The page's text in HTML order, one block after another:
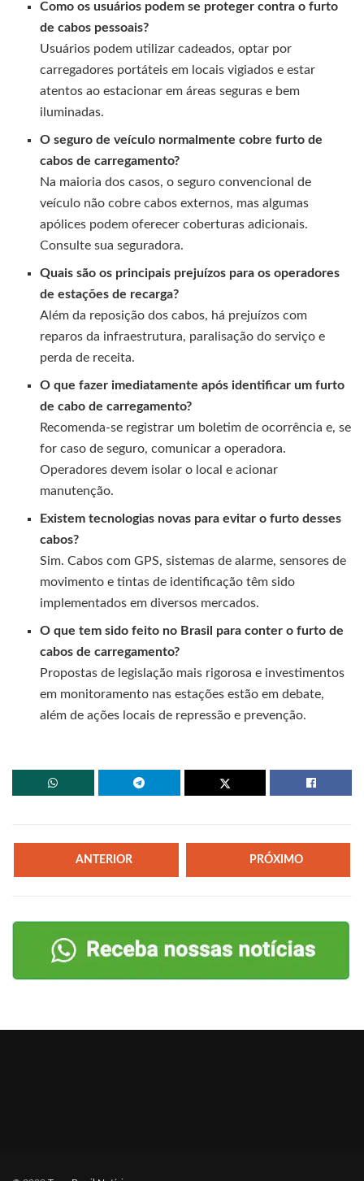
Como os usuários podem se proteger contra o furto
de cabos pessoais?
Usuários podem utilizar cadeados, optar por
carregadores portáteis em locais vigiados e estar
atentos ao estacionar em áreas seguras e bem
iluminadas.
O seguro de veículo normalmente cobre furto de
cabos de carregamento?
Na maioria dos casos, o seguro convencional de
veículo não cobre cabos externos, mas algumas
apólices podem oferecer coberturas adicionais.
Consulte sua seguradora.
Quais são os principais prejuízos para os operadores
de estações de recarga?
Além da reposição dos cabos, há prejuízos com
reparos da infraestrutura, paralisação do serviço e
perda de receita.
O que fazer imediatamente após identificar um furto
de cabo de carregamento?
Recomenda-se registrar um boletim de ocorrência e, se
for caso de seguro, comunicar a operadora.
Operadores devem isolar o local e acionar
manutenção.
Existem tecnologias novas para evitar o furto desses
cabos?
Sim. Cabos com GPS, sistemas de alarme, sensores de
movimento e tintas de identificação têm sido
implementados em diversos mercados.
O que tem sido feito no Brasil para conter o furto de
cabos de carregamento?
Propostas de legislação mais rigorosa e investimentos
em monitoramento nas estações estão em debate,
além de ações locais de repressão e prevenção.
ANTERIOR PRÓXIMO